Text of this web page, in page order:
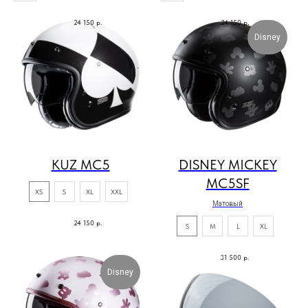
24 150 р. 24 150 р.
KUZ MC5
24 150 р.
XS S XL XXL
Disney
DISNEY MICKEY
MC5SF
Матовый
31 500 р.
S M L XL
Disney